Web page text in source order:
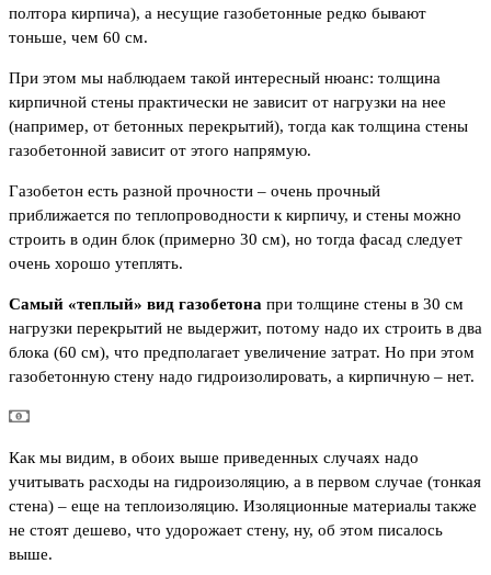
полтора кирпича), а несущие газобетонные редко бывают
тоньше, чем 60 см.
При этом мы наблюдаем такой интересный нюанс: толщина
кирпичной стены практически не зависит от нагрузки на нее
(например, от бетонных перекрытий), тогда как толщина стены
газобетонной зависит от этого напрямую.
Газобетон есть разной прочности – очень прочный
приближается по теплопроводности к кирпичу, и стены можно
строить в один блок (примерно 30 см), но тогда фасад следует
очень хорошо утеплять.
Самый «теплый» вид газобетона при толщине стены в 30 см
нагрузки перекрытий не выдержит, потому надо их строить в два
блока (60 см), что предполагает увеличение затрат. Но при этом
газобетонную стену надо гидроизолировать, а кирпичную – нет.
Как мы видим, в обоих выше приведенных случаях надо
учитывать расходы на гидроизоляцию, а в первом случае (тонкая
стена) – еще на теплоизоляцию. Изоляционные материалы также
не стоят дешево, что удорожает стену, ну, об этом писалось
выше.